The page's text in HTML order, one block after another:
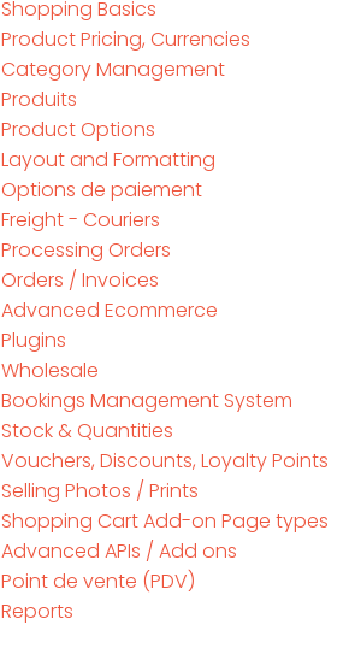
Shopping Basics
Product Pricing, Currencies
Category Management
Produits
Product Options
Layout and Formatting
Options de paiement
Freight - Couriers
Processing Orders
Orders / Invoices
Advanced Ecommerce
Plugins
Wholesale
Bookings Management System
Stock & Quantities
Vouchers, Discounts, Loyalty Points
Selling Photos / Prints
Shopping Cart Add-on Page types
Advanced APIs / Add ons
Point de vente (PDV)
Reports